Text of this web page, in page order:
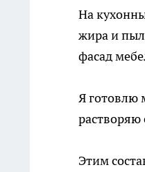
На
жира и
фасад
Я готовлю
растворяю
Этим